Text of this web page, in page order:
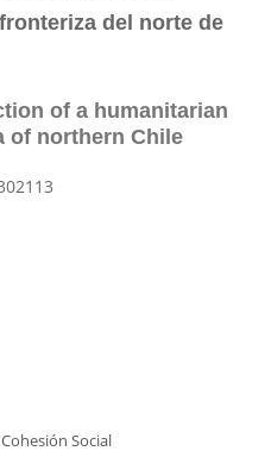
del norte de
of a humanitarian
of northern Chile
Social